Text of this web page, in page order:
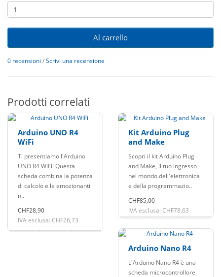
Al carrello
0 recensioni /Scrivi una recensione
Prodotti correlati
Arduino UNO R4
WiFi
Ti presentiamo l'Arduino
UNO R4 WiFi! Questa
scheda combina la potenza
di calcolo e le emozionanti
n..
CHF28,90
IVA esclusa: CHF26,73
Kit Arduino Plug
and Make
Scopri il kit Arduino Plug
and Make, il tuo ingresso
nel mondo dell'elettronica
e della programmazio..
CHF85,00
IVA esclusa: CHF78,63
Arduino Nano R4
L'Arduino Nano R4 è una
scheda microcontrollore